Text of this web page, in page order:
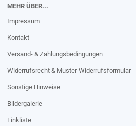
MEHR ÜBER...
Impressum
Kontakt
Versand- & Zahlungsbedingungen
Widerrufsrecht & Muster-Widerrufsformular
Sonstige Hinweise
Bildergalerie
Linkliste